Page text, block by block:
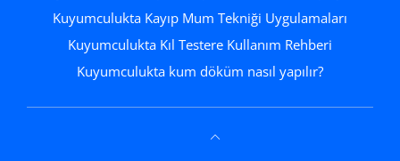
Kuyumculukta Kayıp Mum Tekniği Uygulamaları
Kuyumculukta Kıl Testere Kullanım Rehberi
Kuyumculukta kum döküm nasıl yapılır?